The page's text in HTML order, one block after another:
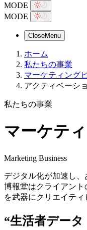
MODE
MODE
CloseMenu
ホーム
私たちの事業
マーケティング
アクティベーシ
私たちの事業
マーケテ
Marketing Business
デジタル化が加速し
博報堂はクライアン
を武器にクリエイテ
“生活者デー